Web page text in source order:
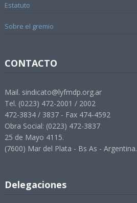
Estatuto
Sobre el gremio
CONTACTO
Mail. sindicato@lyfmdp.org.ar
Tel. (0223) 472-2001 / 2002
472-3834 / 3837 - Fax 474-4592
Obra Social: (0223) 472-3837
25 de Mayo 4115.
(7600) Mar del Plata - Bs As - Argentina.
Delegaciones